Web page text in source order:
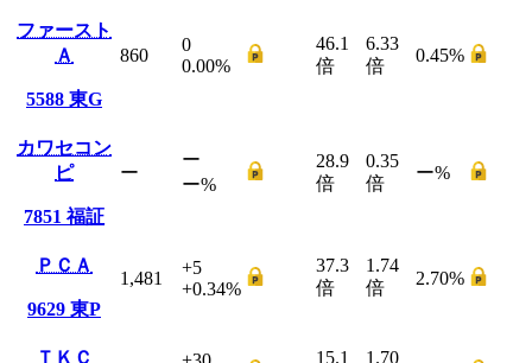
ファースト
Ａ
5588 東G
860
0
0.00%
46.1
倍
6.33
倍
0.45%
カワセコン
ピ
7851福証
ー
ー
ー%
28.9
倍
0.35
倍
ー%
ＰＣＡ
9629 東P
1,481
+5
+0.34%
37.3
倍
1.74
倍
2.70%
ＴＫＣ 15.1 1.70